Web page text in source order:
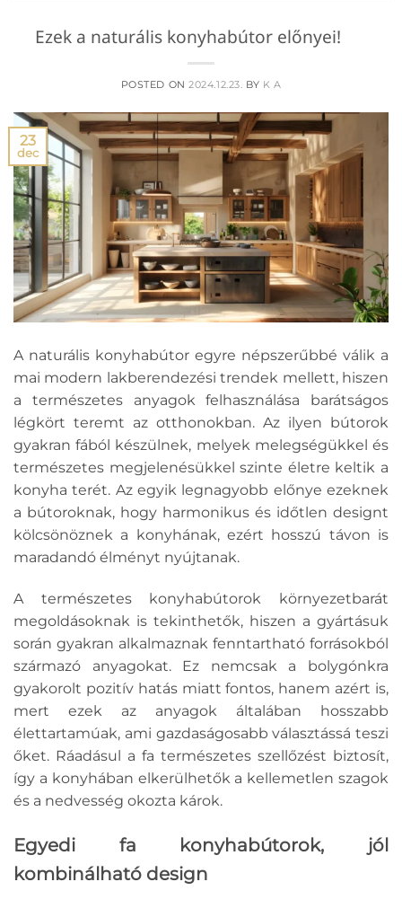
Ezek a naturális konyhabútor előnyei!
POSTED ON2024.12.23. BY K A
23
dec
A naturális konyhabútor egyre népszerűbbé válik a
mai modern lakberendezési trendek mellett, hiszen
a természetes anyagok felhasználása barátságos
légkört teremt az otthonokban. Az ilyen bútorok
gyakran fából készülnek, melyek melegségükkel és
természetes megjelenésükkel szinte életre keltik a
konyha terét. Az egyik legnagyobb előnye ezeknek
a bútoroknak, hogy harmonikus és időtlen designt
kölcsönöznek a konyhának, ezért hosszú távon is
maradandó élményt nyújtanak.
A természetes konyhabútorok környezetbarát
megoldásoknak is tekinthetők, hiszen a gyártásuk
során gyakran alkalmaznak fenntartható forrásokból
származó anyagokat. Ez nemcsak a bolygónkra
gyakorolt pozitív hatás miatt fontos, hanem azért is,
mert ezek az anyagok általában hosszabb
élettartamúak, ami gazdaságosabb választássá teszi
őket. Ráadásul a fa természetes szellőzést biztosít,
így a konyhában elkerülhetők a kellemetlen szagok
és a nedvesség okozta károk.
Egyedi fa konyhabútorok, jól
kombinálható design